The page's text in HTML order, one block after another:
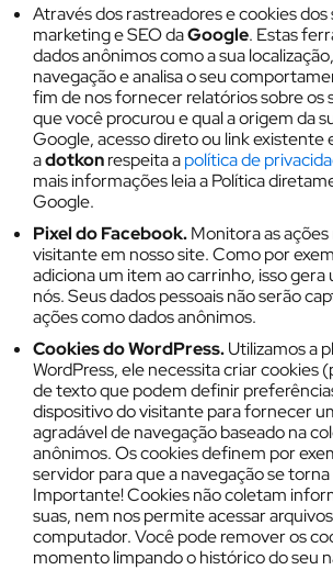
Através dos rastreadores e cookies dos
marketing e SEO daGoogle. Estas
dados anônimos como a sua
navegação e analisa o seu
fim de nos fornecer relatórios sobre os
que você procurou e qual a origem da
Google, acesso direto ou link existente
adotkonrespeita apolítica de
mais informações leia a Política
Google.
Pixel do Facebook.Monitora as ações
visitante em nosso site. Como por
adiciona um item ao carrinho, isso gera
nós. Seus dados pessoais não serão
ações como dados anônimos.
Cookies do WordPress.Utilizamos a
WordPress, ele necessita criar cookies
de texto que podem definir
dispositivo do visitante para fornecer
agradável de navegação baseado na
anônimos. Os cookies definem por
servidor para que a navegação se
Importante! Cookies não coletam
suas, nem nos permite acessar
computador. Você pode remover os
momento limpando o histórico do seu